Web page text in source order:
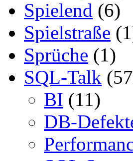
Spielend (6)
Spielstraße
Sprüche (1)
SQL-Talk
BI (11)
DB-